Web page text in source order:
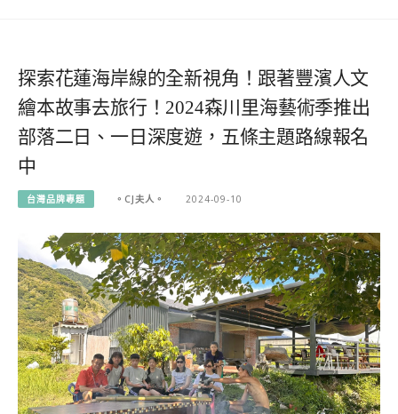
探索花蓮海岸線的全新視角！跟著豐濱人文
繪本故事去旅行！2024森川里海藝術季推出
部落二日、一日深度遊，五條主題路線報名
中
台灣品牌專題 。CJ夫人。 2024-09-10